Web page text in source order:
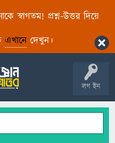
স্বাগতম! প্রশ্ন-উত্তর দিয়ে
এখানেদেখুন।
লগ ইন